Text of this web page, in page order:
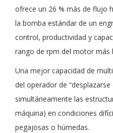
ofrece un 26 % más de flujo
la bomba estándar de un
control, productividad y
rango de rpm del motor más
Una mejor capacidad de
del operador de
simultáneamente las
máquina) en condiciones
pegajosas o húmedas.